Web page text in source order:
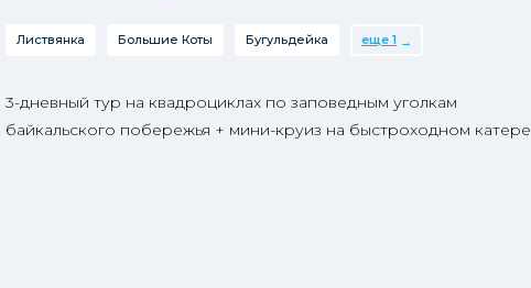
Листвянка Большие Коты Бугульдейка еще 1
3-дневный тур на квадроциклах по заповедным уголкам
байкальского побережья + мини-круиз на быстроходном катере